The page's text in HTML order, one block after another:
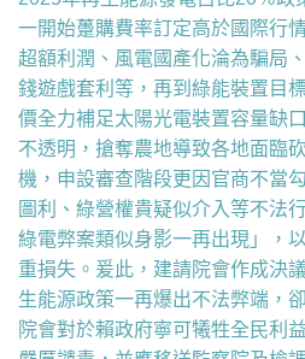
一開始躉購費率訂定高於國際行
超額利潤、風電國產化淪為騙局
錢遊戲套利等，再到綠能裝置目
價全力補足太陽光電裝置容量缺
不透明，搶奪農地導致各地面臨
機，申設審查階段更因官商不當
圖利、綠營權貴疑似介入等不法
綠電弊案類似身影一再出現」，
重損失。爰此，建請院會作成決
生能源政策一再爆出不法弊端，
院會對於賴政府寧可犧牲全民利